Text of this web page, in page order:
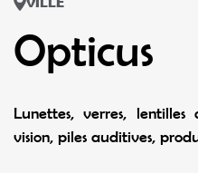
Opticus
Lunettes, verres, lentilles
vision, piles auditives,